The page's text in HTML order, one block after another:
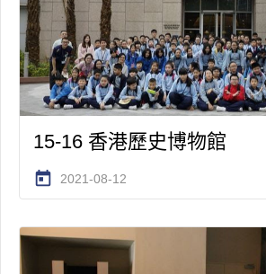
15-16 香港歷史博物館
today 2021-08-12